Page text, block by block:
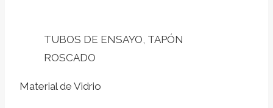
TUBOS DE ENSAYO, TAPÓN
ROSCADO
Material de Vidrio